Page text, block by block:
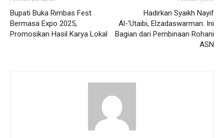
Bupati Buka Rimbas Fest
Bermasa Expo 2025,
Promosikan Hasil Karya Lokal
Hadirkan Syaikh Nayif
Al-‘Utaibi, Elzadaswarman: Ini
Bagian dari Pembinaan Rohani
ASN